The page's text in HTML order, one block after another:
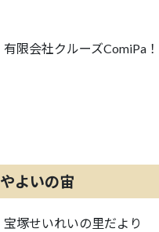
有限会社クルーズComiPa
やよいの宙
宝塚せいれいの里だより